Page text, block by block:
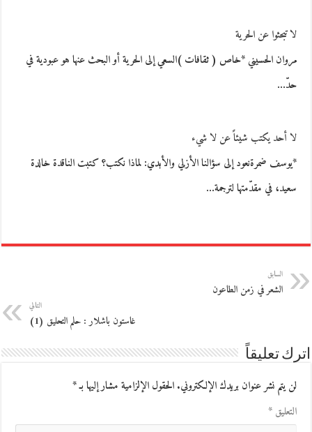
لا تبحثوا عن الحرية
مروان الحسيني *خاص ( ثقافات )السعي إلى الحرية أو البحث عنها هو عبودية في
حدّ…
لا أحد يكتب شيئاً عن لا شيء
*يوسف ضمرةنعود إلى سؤالنا الأزلي والأبدي: لماذا نكتب؟ كتبت الناقدة خالدة
سعيد، في مقدّمتها لترجمة…
السابق
الشعر في زمن الطاعون
التالي
غاستون باشلار : حلم التحليق (1)
اترك تعليقاً
لن يتم نشر عنوان بريدك الإلكتروني.الحقول الإلزامية مشار إليها بـ*
التعليق*